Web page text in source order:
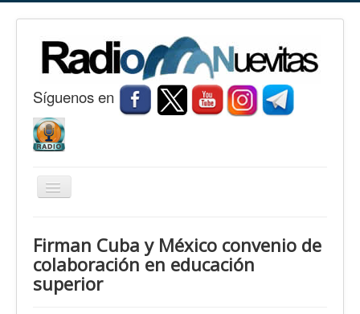
Síguenos en
Cambiar
Nuevitas
Noticias
Firman Cuba y México convenio de
colaboración en educación
superior